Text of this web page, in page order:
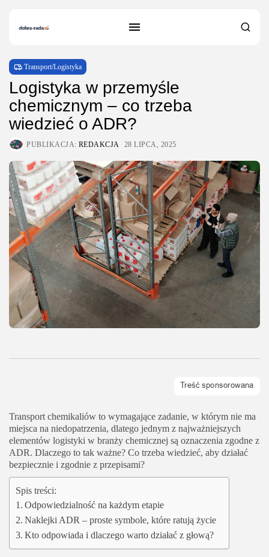
Transport/Logistyka
Logistyka w przemyśle
chemicznym – co trzeba
wiedzieć o ADR?
PUBLIKACJA: REDAKCJA 28 LIPCA, 2025
Transport chemikaliów to wymagające zadanie, w którym nie ma
miejsca na niedopatrzenia, dlatego jednym z najważniejszych
elementów logistyki w branży chemicznej są oznaczenia zgodne z
ADR. Dlaczego to tak ważne? Co trzeba wiedzieć, aby działać
bezpiecznie i zgodnie z przepisami?
Spis treści:
Odpowiedzialność na każdym etapie
Naklejki ADR – proste symbole, które ratują życie
Kto odpowiada i dlaczego warto działać z głową?